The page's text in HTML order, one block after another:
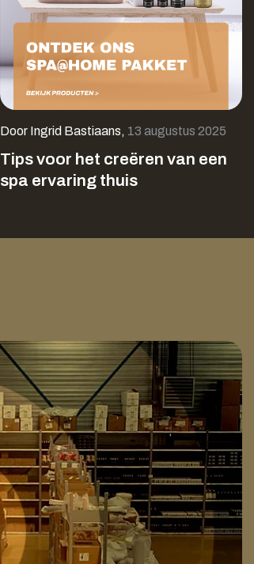
Door Ingrid Bastiaans, 13 augustus 2025
Tips voor het creëren van een
spa ervaring thuis